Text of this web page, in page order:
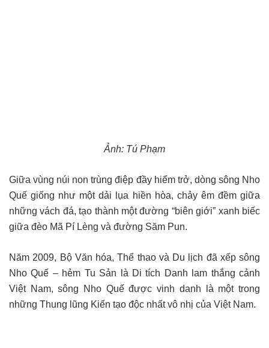
Ảnh: Tú Phạm
Giữa vùng núi non trùng điệp đầy hiểm trở, dòng sông Nho
Quế giống như một dải lụa hiền hòa, chảy êm đềm giữa
những vách đá, tạo thành một đường “biên giới” xanh biếc
giữa đèo Mã Pí Lèng và đường Săm Pun.
Năm 2009, Bộ Văn hóa, Thể thao và Du lịch đã xếp sông
Nho Quế – hẻm Tu Sản là Di tích Danh lam thắng cảnh
Việt Nam, sông Nho Quế được vinh danh là một trong
những Thung lũng Kiến tạo độc nhất vô nhị của Việt Nam.